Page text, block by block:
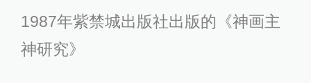
1987年紫禁城出版社出版的《神画主
神研究》